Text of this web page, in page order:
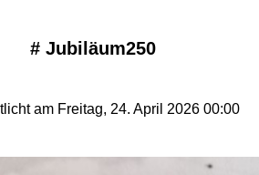
# Jubiläum250
am Freitag, 24. April 2026 00:00